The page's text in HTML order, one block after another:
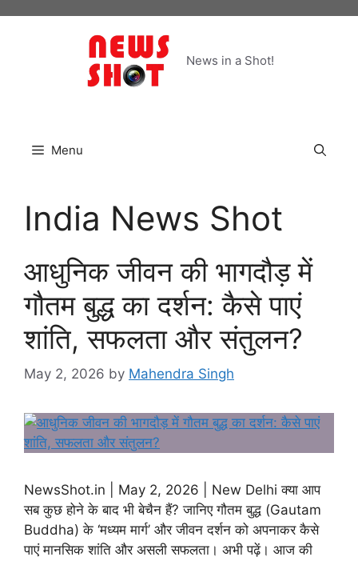
News in a Shot!
Menu
India News Shot
आधुनिक जीवन की भागदौड़ में
गौतम बुद्ध का दर्शन: कैसे पाएं
शांति, सफलता और संतुलन?
May 2, 2026 by Mahendra Singh
NewsShot.in | May 2, 2026 | New Delhi क्या आप
सब कुछ होने के बाद भी बेचैन हैं? जानिए गौतम बुद्ध (Gautam
Buddha) के ‘मध्यम मार्ग’ और जीवन दर्शन को अपनाकर कैसे
पाएं मानसिक शांति और असली सफलता। अभी पढ़ें। आज की